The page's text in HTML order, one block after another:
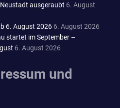
ausgeraubt 6. August
6. August 2026 6. August 2026
startet im September –
6. August 2026
und